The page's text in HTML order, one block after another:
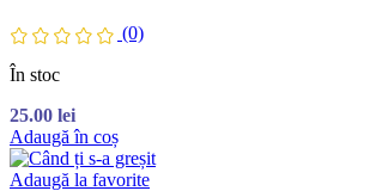
(0)
În stoc
25.00 lei
Adaugă în coș
Adaugă la favorite